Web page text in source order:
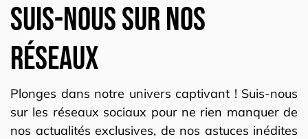
Suis-nous sur nos
réseaux
Plonges dans notre univers captivant ! Suis-nous
sur les réseaux sociaux pour ne rien manquer de
nos actualités exclusives, de nos astuces inédites